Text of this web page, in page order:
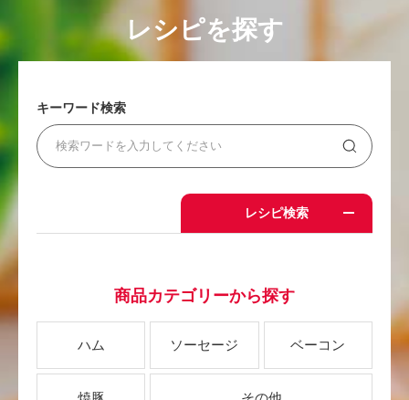
レシピを探す
キーワード検索
レシピ検索
商品カテゴリーから探す
ハム ソーセージ ベーコン